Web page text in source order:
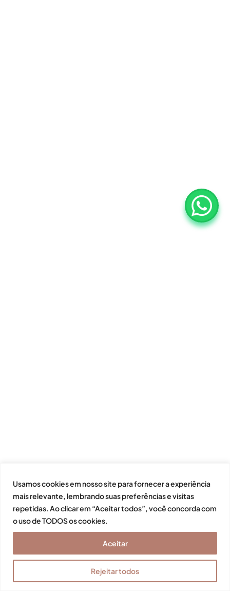
Usamos cookies em nosso site para fornecer a experiência
mais relevante, lembrando suas preferências e visitas
repetidas. Ao clicar em “Aceitar todos”, você concorda com
o uso de TODOS os cookies.
Rejeitar todos
Aceitar